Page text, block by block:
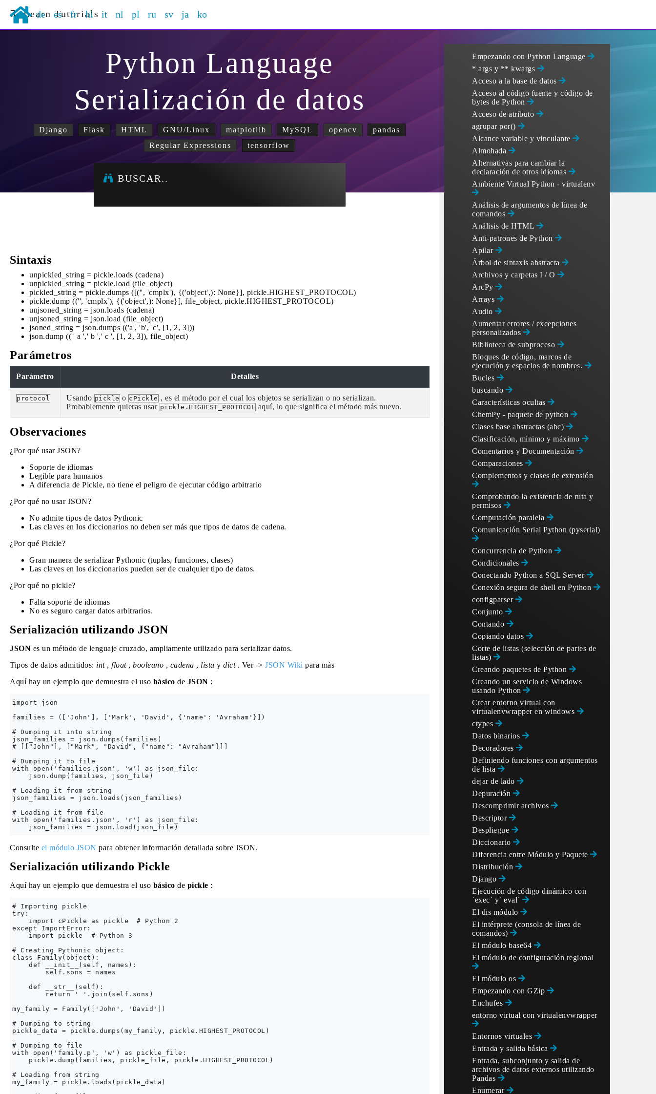
Learn Tutorials
de es fr hi it nl pl ru sv ja ko
Python Language
Serialización de datos
Django Flask HTML GNU/Linux matplotlib MySQL opencv
pandas
Regular Expressions
tensorflow
BUSCAR..
Sintaxis
unpickled_string = pickle.loads (cadena)
unpickled_string = pickle.load (file_object)
pickled_string = pickle.dumps ([('', 'cmplx'), {('object',): None}], pickle.HIGHEST_PROTOCOL)
pickle.dump (('', 'cmplx'), {('object',): None}], file_object, pickle.HIGHEST_PROTOCOL)
unjsoned_string = json.loads (cadena)
unjsoned_string = json.load (file_object)
jsoned_string = json.dumps (('a', 'b', 'c', [1, 2, 3]))
json.dump (('' a ',' b ',' c ', [1, 2, 3]), file_object)
Parámetros
Parámetro Detalles
protocol Usando pickle o cPickle , es el método por el cual los objetos se serializan o no serializan.
Probablemente quieras usar pickle.HIGHEST_PROTOCOL aquí, lo que significa el método más nuevo.
Observaciones
¿Por qué usar JSON?
Soporte de idiomas
Legible para humanos
A diferencia de Pickle, no tiene el peligro de ejecutar código arbitrario
¿Por qué no usar JSON?
No admite tipos de datos Pythonic
Las claves en los diccionarios no deben ser más que tipos de datos de cadena.
¿Por qué Pickle?
Gran manera de serializar Pythonic (tuplas, funciones, clases)
Las claves en los diccionarios pueden ser de cualquier tipo de datos.
¿Por qué no pickle?
Falta soporte de idiomas
No es seguro cargar datos arbitrarios.
Serialización utilizando JSON
JSON es un método de lenguaje cruzado, ampliamente utilizado para serializar datos.
Tipos de datos admitidos: int, float, booleano , cadena , lista y dict. Ver -> JSON Wiki para más
Aquí hay un ejemplo que demuestra el uso básico de JSON :
import json
families = (['John'], ['Mark', 'David', {'name': 'Avraham'}])
# Dumping it into string
json_families = json.dumps(families)
# [["John"], ["Mark", "David", {"name": "Avraham"}]]
# Dumping it to file
with open('families.json', 'w') as json_file:
    json.dump(families, json_file)
# Loading it from string
json_families = json.loads(json_families)
# Loading it from file
with open('families.json', 'r') as json_file:
Consulte el módulo JSON para obtener información detallada sobre JSON.
Serialización utilizando Pickle
Aquí hay un ejemplo que demuestra el uso básico de pickle :
# Importing pickle
try:
    import cPickle as pickle  # Python 2
except ImportError:
    import pickle  # Python 3
# Creating Pythonic object:
class Family(object):
    def __init__(self, names):
        self.sons = names
    def __str__(self):
        return ' '.join(self.sons)
my_family = Family(['John', 'David'])
# Dumping to string
pickle_data = pickle.dumps(my_family, pickle.HIGHEST_PROTOCOL)
# Dumping to file
with open('family.p', 'w') as pickle_file:
    pickle.dump(families, pickle_file, pickle.HIGHEST_PROTOCOL)
# Loading from string
my_family = pickle.loads(pickle_data)
Empezando con Python Language
* args y ** kwargs
Acceso a la base de datos
Acceso al código fuente y código de
bytes de Python
Acceso de atributo
agrupar por()
Alcance variable y vinculante
Almohada
Alternativas para cambiar la
declaración de otros idiomas
Ambiente Virtual Python - virtualenv
Análisis de argumentos de línea de
comandos
Análisis de HTML
Anti-patrones de Python
Apilar
Árbol de sintaxis abstracta
Archivos y carpetas I / O
ArcPy
Arrays
Audio
Aumentar errores / excepciones
personalizados
Biblioteca de subproceso
Bloques de código, marcos de
ejecución y espacios de nombres.
Bucles
buscando
Características ocultas
ChemPy - paquete de python
Clases base abstractas (abc)
Clasificación, mínimo y máximo
Comentarios y Documentación
Comparaciones
Complementos y clases de extensión
Comprobando la existencia de ruta y
permisos
Computación paralela
Comunicación Serial Python (pyserial)
Concurrencia de Python
Condicionales
Conectando Python a SQL Server
Conexión segura de shell en Python
configparser
Conjunto
Contando
Copiando datos
Corte de listas (selección de partes de
listas)
Creando paquetes de Python
Creando un servicio de Windows
usando Python
Crear entorno virtual con
virtualenvwrapper en windows
ctypes
Datos binarios
Decoradores
Definiendo funciones con argumentos
de lista
dejar de lado
Depuración
Descomprimir archivos
Descriptor
Despliegue
Diccionario
Diferencia entre Módulo y Paquete
Distribución
Django
Ejecución de código dinámico con
`exec` y` eval`
El dis módulo
El intérprete (consola de línea de
comandos)
El módulo base64
El módulo de configuración regional
El módulo os
Empezando con GZip
Enchufes
entorno virtual con virtualenvwrapper
Entornos virtuales
Entrada y salida básica
Entrada, subconjunto y salida de
archivos de datos externos utilizando
Pandas
Enumerar